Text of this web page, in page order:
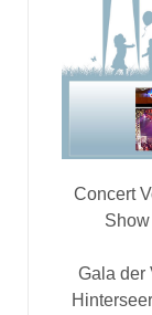
Concert
Gala der